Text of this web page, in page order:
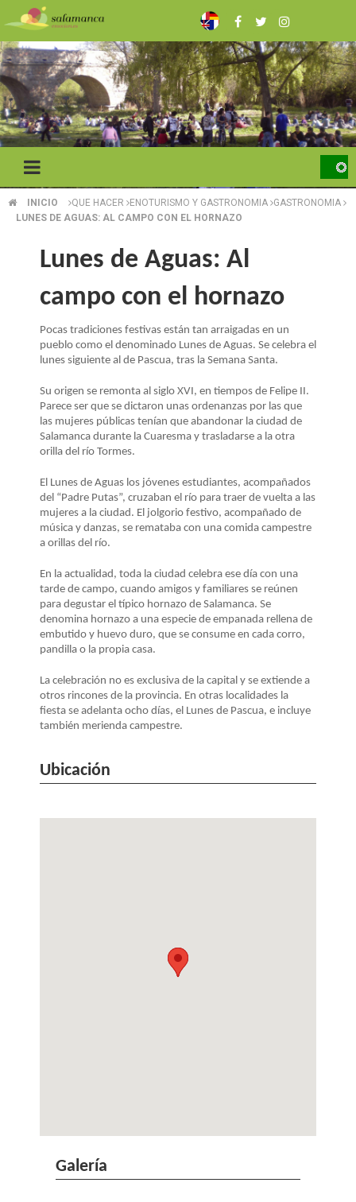
Pasar
al
contenido
principal
SOBRESCRIBIR
AYUDA
NAVEGACIÓN
INICIO QUE HACER ENOTURISMO Y GASTRONOMIA GASTRONOMIA
LUNES DE AGUAS: AL CAMPO CON EL HORNAZO
Lunes de Aguas: Al
campo con el hornazo
Pocas tradiciones festivas están tan arraigadas en un
pueblo como el denominado Lunes de Aguas. Se celebra el
lunes siguiente al de Pascua, tras la Semana Santa.
Su origen se remonta al siglo XVI, en tiempos de Felipe II.
Parece ser que se dictaron unas ordenanzas por las que
las mujeres públicas tenían que abandonar la ciudad de
Salamanca durante la Cuaresma y trasladarse a la otra
orilla del río Tormes.
El Lunes de Aguas los jóvenes estudiantes, acompañados
del “Padre Putas”, cruzaban el río para traer de vuelta a las
mujeres a la ciudad. El jolgorio festivo, acompañado de
música y danzas, se remataba con una comida campestre
a orillas del río.
En la actualidad, toda la ciudad celebra ese día con una
tarde de campo, cuando amigos y familiares se reúnen
para degustar el típico hornazo de Salamanca. Se
denomina hornazo a una especie de empanada rellena de
embutido y huevo duro, que se consume en cada corro,
pandilla o la propia casa.
La celebración no es exclusiva de la capital y se extiende a
otros rincones de la provincia. En otras localidades la
fiesta se adelanta ocho días, el Lunes de Pascua, e incluye
también merienda campestre.
Ubicación
Galería